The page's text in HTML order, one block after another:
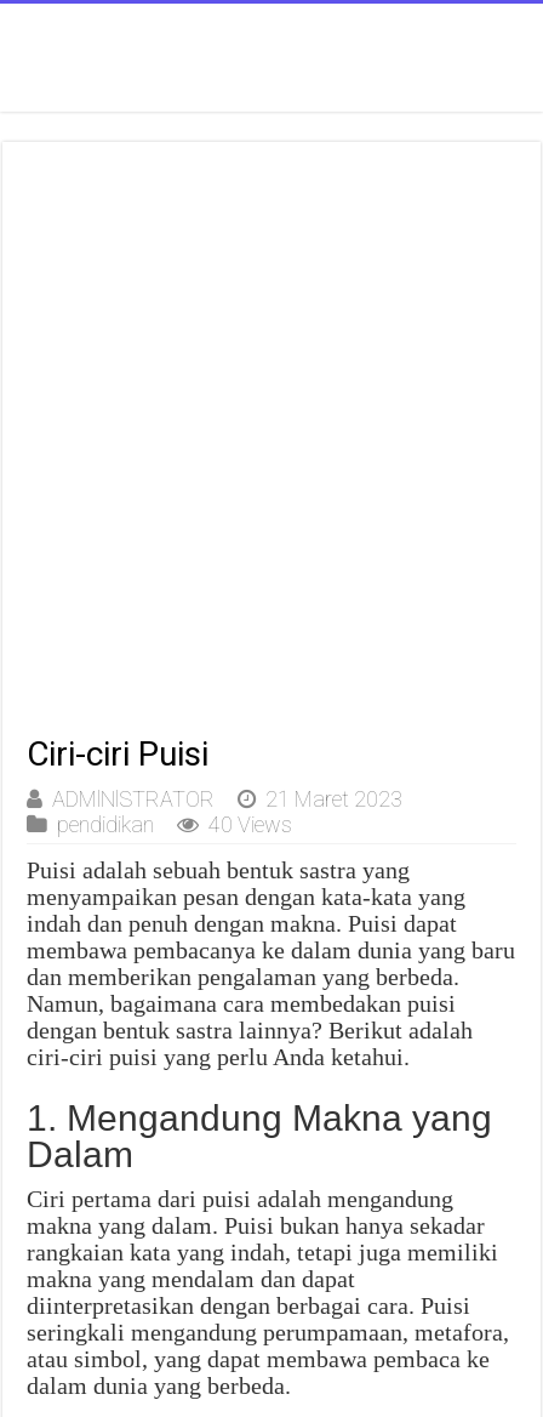
Ciri-ciri Puisi
ADMlNlSTRATOR
21 Maret 2023
pendidikan
40 Views
Puisi adalah sebuah bentuk sastra yang
menyampaikan pesan dengan kata-kata yang
indah dan penuh dengan makna. Puisi dapat
membawa pembacanya ke dalam dunia yang baru
dan memberikan pengalaman yang berbeda.
Namun, bagaimana cara membedakan puisi
dengan bentuk sastra lainnya? Berikut adalah
ciri-ciri puisi yang perlu Anda ketahui.
1. Mengandung Makna yang
Dalam
Ciri pertama dari puisi adalah mengandung
makna yang dalam. Puisi bukan hanya sekadar
rangkaian kata yang indah, tetapi juga memiliki
makna yang mendalam dan dapat
diinterpretasikan dengan berbagai cara. Puisi
seringkali mengandung perumpamaan, metafora,
atau simbol, yang dapat membawa pembaca ke
dalam dunia yang berbeda.